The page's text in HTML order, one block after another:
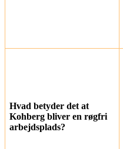
Hvad betyder det at
Kohberg bliver en røgfri
arbejdsplads?